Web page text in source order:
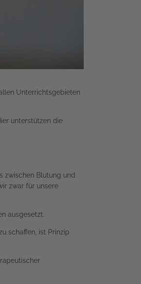
Unterrichtsgebieten
unterstützen die
zwischen Blutung und
zwar für unsere
ausgesetzt.
schaffen, ist Prinzip